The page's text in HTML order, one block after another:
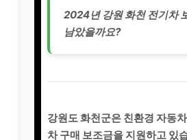
2024년 강원 화천 전기차
남았을까요?
강원도 화천군은 친환경 자동
차 구매 보조금을 지원하고 있